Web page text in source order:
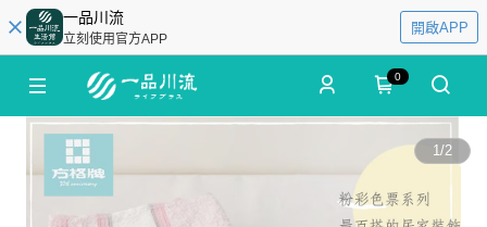
一品川流
立刻使用官方APP
開啟APP
0
1/2